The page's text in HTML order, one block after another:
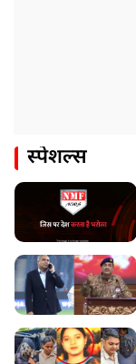
स्पेशल्स